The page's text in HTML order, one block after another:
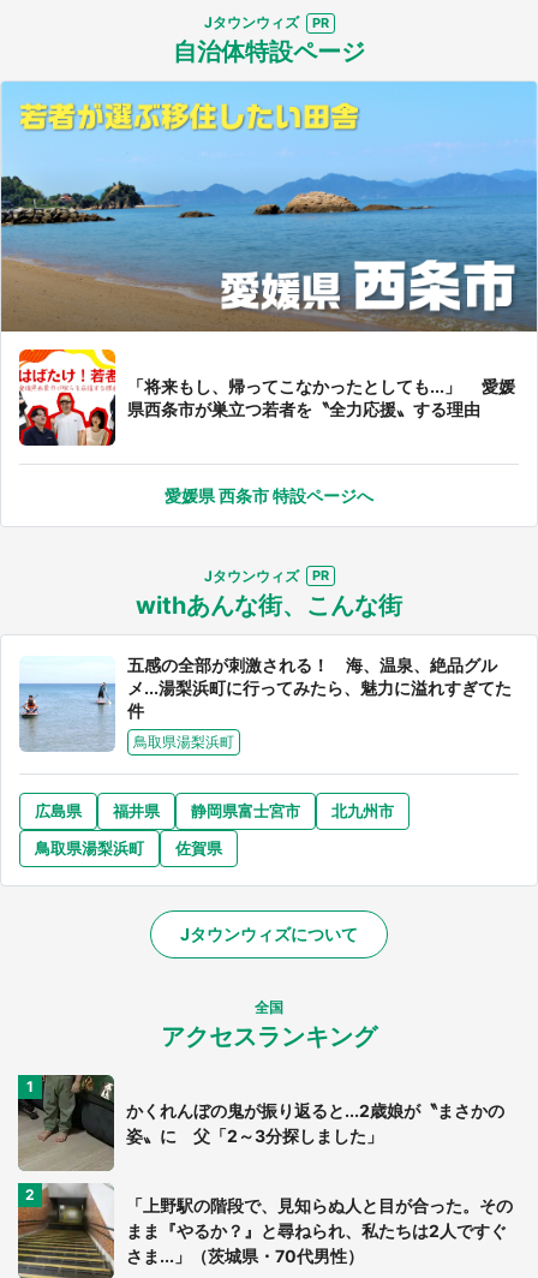
都道府選択
選択する
Jタウンウィズ
自治体特設ページ
「将来もし、帰ってこなかったとしても...」 愛媛
県西条市が巣立つ若者を〝全力応援〟する理由
愛媛県 西条市 特設ページへ
Jタウンウィズ
withあんな街、こんな街
五感の全部が刺激される！ 海、温泉、絶品グル
メ...湯梨浜町に行ってみたら、魅力に溢れすぎてた
件
鳥取県湯梨浜町
広島県 福井県 静岡県富士宮市
北九州市
鳥取県湯梨浜町
佐賀県
Jタウンウィズについて
全国
アクセスランキング
かくれんぼの鬼が振り返ると...2歳娘が〝まさかの
姿〟に 父「2～3分探しました」
「上野駅の階段で、見知らぬ人と目が合った。その
まま『やるか？』と尋ねられ、私たちは2人ですぐ
さま...」（茨城県・70代男性）